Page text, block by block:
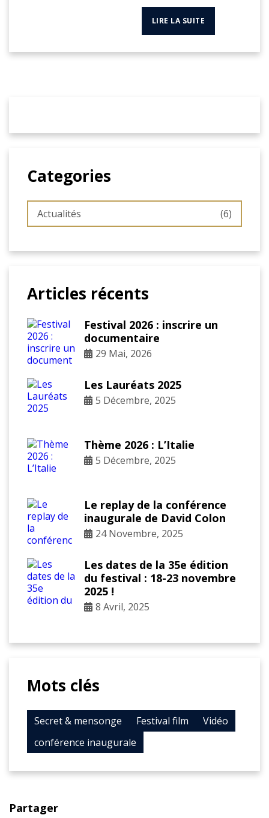
LIRE LA SUITE
Categories
Actualités (6)
Articles récents
Festival 2026 : inscrire un
documentaire
29 Mai, 2026
Les Lauréats 2025
5 Décembre, 2025
Thème 2026 : L’Italie
5 Décembre, 2025
Le replay de la conférence
inaugurale de David Colon
24 Novembre, 2025
Les dates de la 35e édition
du festival : 18-23 novembre
2025 !
8 Avril, 2025
Mots clés
Secret & mensonge Festival film
Vidéo
conférence inaugurale
Partager